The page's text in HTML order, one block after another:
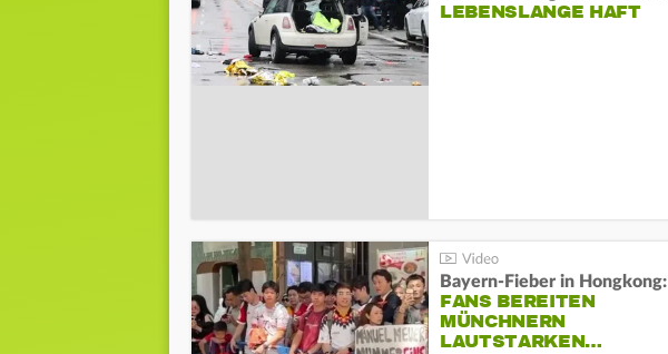
LEBENSLANGE HAFT
Bayern-Fieber in Hongkong:
FANS BEREITEN
MÜNCHNERN
LAUTSTARKEN…